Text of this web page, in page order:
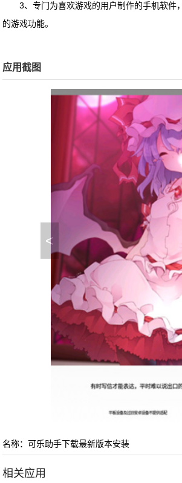
3、专门为喜欢游戏的用户制作的手机软件
的游戏功能。
应用截图
<
名称：可乐助手下载最新版本安装
相关应用